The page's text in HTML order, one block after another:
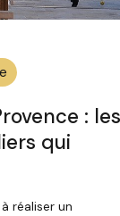
: les
qui
réaliser un